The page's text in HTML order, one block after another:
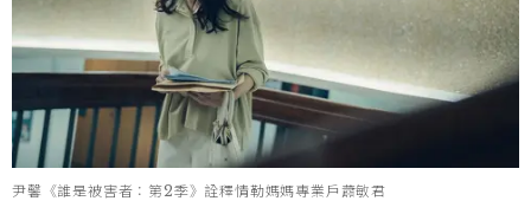
尹馨《誰是被害者：第2季》詮釋情勒媽媽專業戶蕭敏君